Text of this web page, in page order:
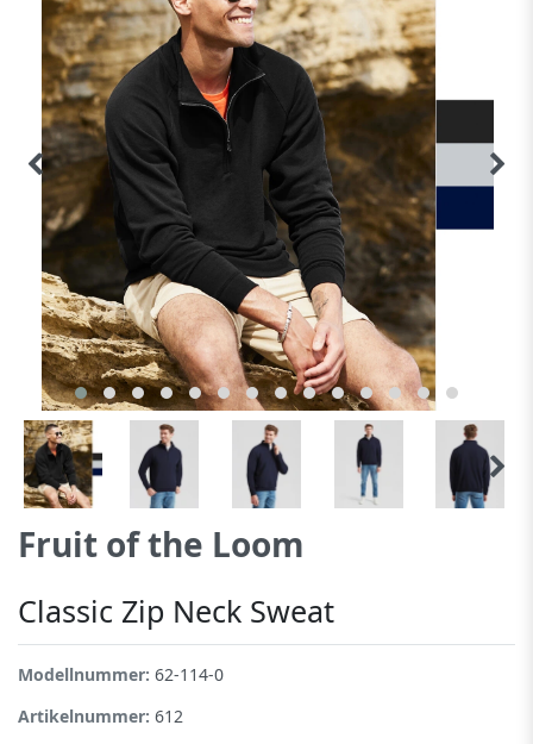
Fruit of the Loom
Classic Zip Neck Sweat
Modellnummer: 62-114-0
Artikelnummer: 612